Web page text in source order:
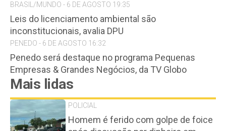
BRASIL/MUNDO - 6 DE AGOSTO 19:35
Leis do licenciamento ambiental são
inconstitucionais, avalia DPU
PENEDO - 6 DE AGOSTO 16:32
Penedo será destaque no programa Pequenas
Empresas & Grandes Negócios, da TV Globo
Mais lidas
POLICIAL
Homem é ferido com golpe de foice